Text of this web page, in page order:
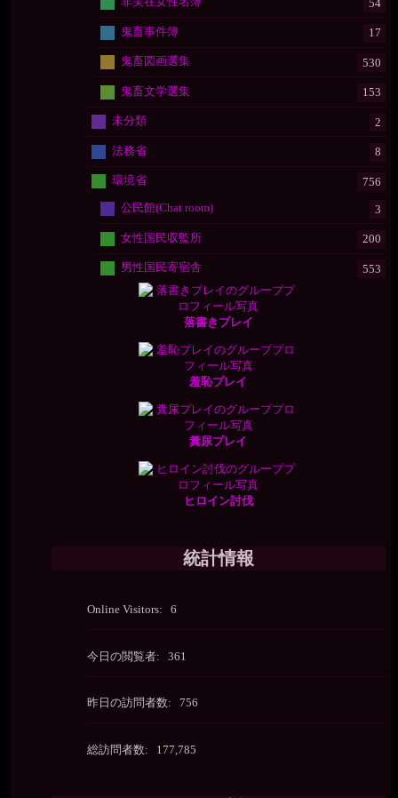
54
鬼畜事件簿 17
鬼畜図画選集 530
鬼畜文学選集 153
未分類 2
法務省 8
環境省
756
公民館(Chat room)
3
女性国民収監所 200
男性国民寄宿舎 553
落書きプレイ
羞恥プレイ
糞尿プレイ
ヒロイン討伐
統計情報
Online Visitors: 6
今日の閲覧者: 361
昨日の訪問者数: 756
総訪問者数: 177,785